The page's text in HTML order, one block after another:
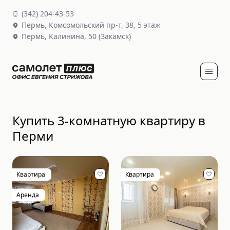
(342) 204-43-53
Пермь, Комсомольский пр-т, 38, 5 этаж
Пермь, Калинина, 50 (Закамск)
Купить 3-комнатную квартиру в
Перми
Квартира
Аренда
Квартира